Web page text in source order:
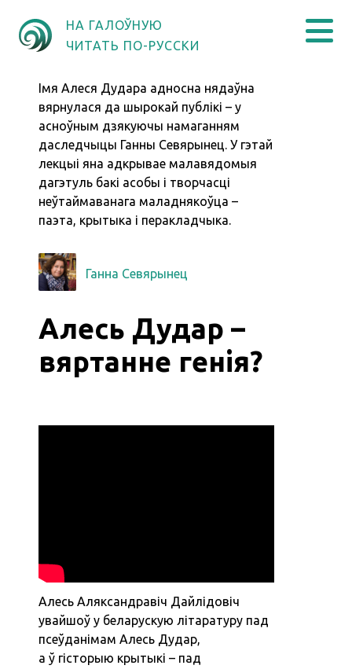
НА ГАЛОЎНУЮ
ЧИТАТЬ ПО-РУССКИ
Імя Алеся Дудара адносна нядаўна
вярнулася да шырокай публікі – у
асноўным дзякуючы намаганням
даследчыцы Ганны Севярынец. У гэтай
лекцыі яна адкрывае малавядомыя
дагэтуль бакі асобы і творчасці
неўтаймаванага маладнякоўца –
паэта, крытыка і перакладчыка.
Ганна Севярынец
Алесь Дудар –
вяртанне генія?
Алесь Аляксандравіч Дайлідовіч
увайшоў у беларускую літаратуру пад
псеўданімам Алесь Дудар,
а ў гісторыю крытыкі – пад